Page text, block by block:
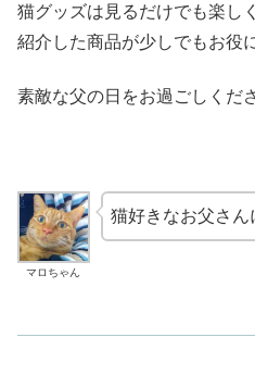
猫グッズは見るだけでも楽し
紹介した商品が少しでもお役
素敵な父の日をお過ごしくだ
マロちゃん
猫好きなお父さん